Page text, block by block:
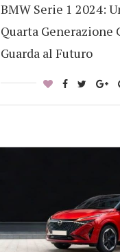
BMW Serie 1 2024:
Quarta Generazione
Guarda al Futuro